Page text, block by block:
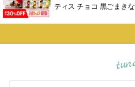
ティス チョコ 黒ごまき